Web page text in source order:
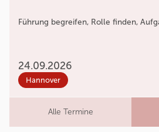
Führung begreifen, Rolle finden,
24.09.2026
Hannover
Alle Termine